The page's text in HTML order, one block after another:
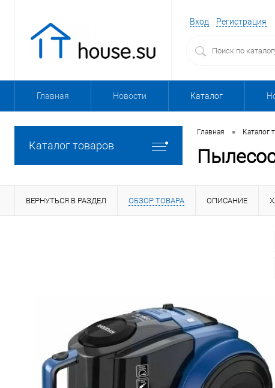
Вход Регистрация
Главная Новости Каталог
Каталог товаров
Главная • Каталог
ВЕРНУТЬСЯ В РАЗДЕЛ ОБЗОР ТОВАРА ОПИСАНИЕ